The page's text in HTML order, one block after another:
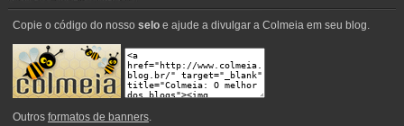
Copie o código do nosso seloe ajude a divulgar a Colmeia em seu blog.
Outros formatos de banners.